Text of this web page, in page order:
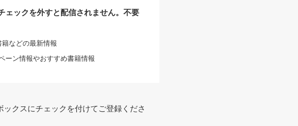
ェックを外すと配信されません。不要
などの最新情報
ーン情報やおすすめ書籍情報
クスにチェックを付けてご登録くださ